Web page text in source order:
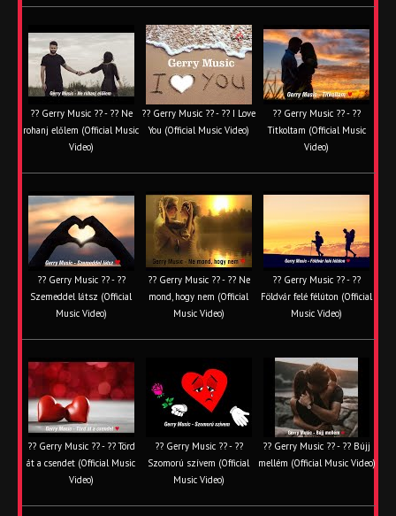
?? Gerry Music ?? - ?? Ne
rohanj előlem (Official Music
Video)
?? Gerry Music ?? - ?? I Love
You (Official Music Video)
?? Gerry Music ?? - ??
Titkoltam (Official Music
Video)
?? Gerry Music ?? - ??
Szemeddel látsz (Official
Music Video)
?? Gerry Music ?? - ?? Ne
mond, hogy nem (Official
Music Video)
?? Gerry Music ?? - ??
Földvár felé félúton (Official
Music Video)
?? Gerry Music ?? - ?? Törd
át a csendet (Official Music
Video)
?? Gerry Music ?? - ??
Szomorú szívem (Official
Music Video)
?? Gerry Music ?? - ?? Bújj
mellém (Official Music Video)